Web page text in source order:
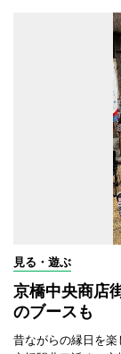
見る・遊ぶ
京橋中央商店
のブースも
昔ながらの縁日を